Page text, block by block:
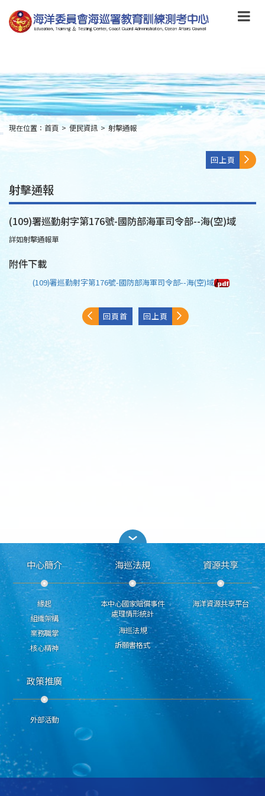
到
主
要
to
main
content
:::
現在位置： 首頁 > 便民資訊 > 射擊通報
回上頁
射擊通報
(109)署巡勤射字第176號-國防部海軍司令部--海(空)域
詳如射擊通報單
附件下載
(109)署巡勤射字第176號-國防部海軍司令部--海(空)域
回頁首 回上頁
中心簡介
緣起
組織架構
業務職掌
核心精神
海巡法規
本中心國家賠償事件
處理情形統計
海巡法規
訴願書格式
資源共享
海洋資源共享平台
政策推廣
外部活動